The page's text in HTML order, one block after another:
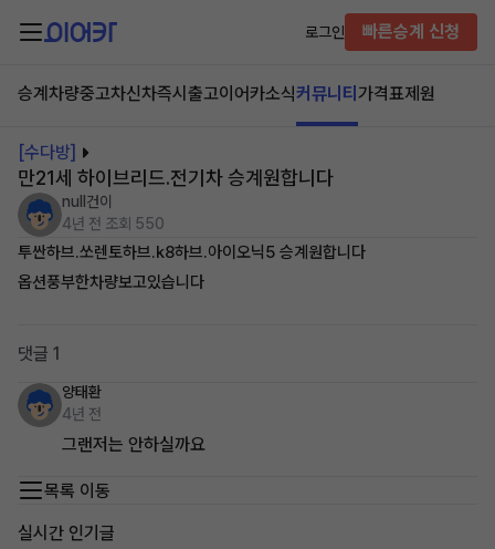
로그인 빠른승계 신청
승계차량중고차신차즉시출고이어카소식커뮤니티 가격표제원
[수다방]
만21세 하이브리드.전기차 승계원합니다
null건이
4년 전 조회 550
투싼하브.쏘렌토하브.k8하브.아이오닉5 승계원합니다
옵션풍부한차량보고있습니다
댓글 1
양태환
4년 전
그랜저는 안하실까요
목록 이동
실시간 인기글